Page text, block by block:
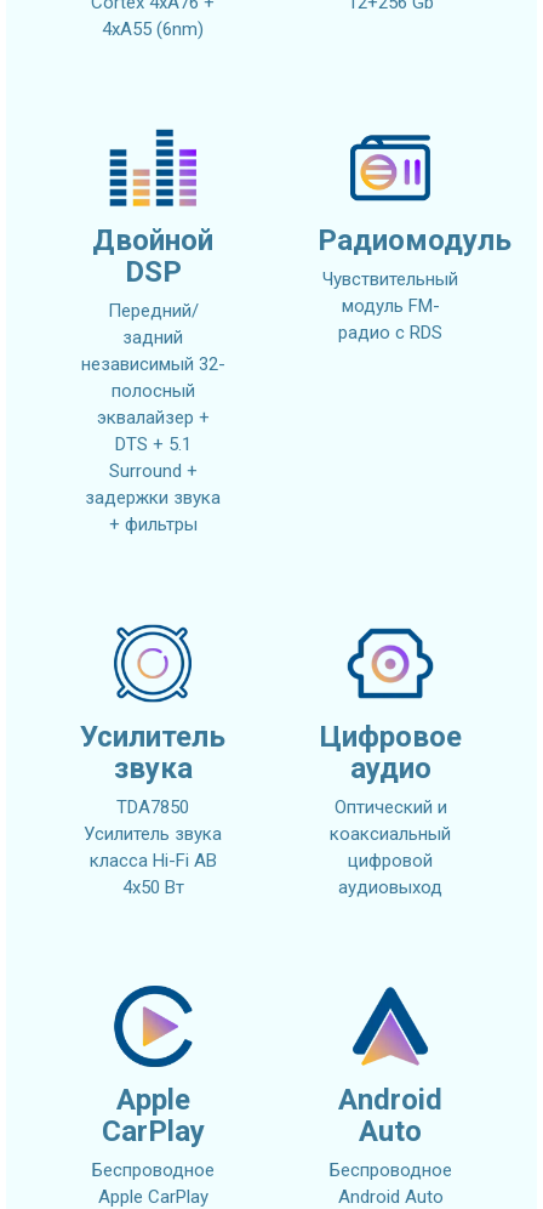
4xA55 (6nm)
Двойной
DSP
Передний/
задний
независимый 32-
полосный
эквалайзер +
DTS + 5.1
Surround +
задержки звука
+ фильтры
Радиомодуль
Чувствительный
модуль FM-
радио с RDS
Усилитель
звука
TDA7850
Усилитель звука
класса Hi-Fi AB
4x50 Вт
Цифровое
аудио
Оптический и
коаксиальный
цифровой
аудиовыход
Apple
CarPlay
Беспроводное
Apple CarPlay
Android
Auto
Беспроводное
Android Auto